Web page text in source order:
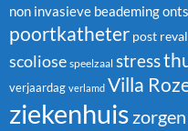
non invasieve beademing
poortkatheter post
scoliose speelzaal stress
verjaardag verlamd Villa
ziekenhuis zorgen